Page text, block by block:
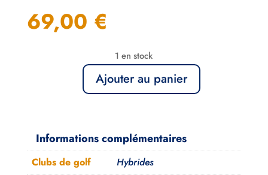
69,00 €
1 en stock
quantité
6
Cobra
Fly
Ajouter au panier
Informations complémentaires
Clubs de golf
Hybrides